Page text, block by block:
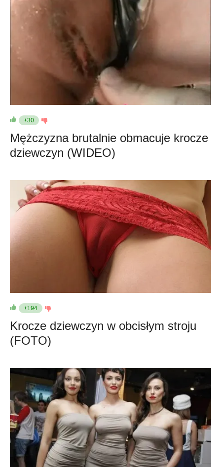
+30
Mężczyzna brutalnie obmacuje krocze
dziewczyn (WIDEO)
+194
Krocze dziewczyn w obcisłym stroju
(FOTO)